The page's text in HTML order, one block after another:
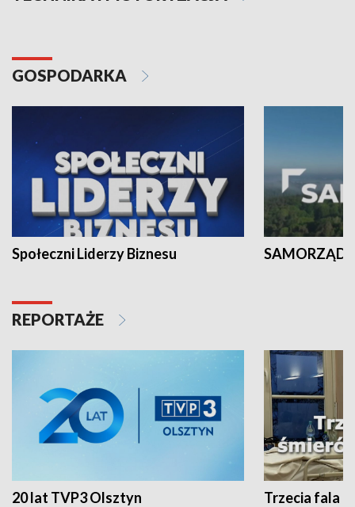
GOSPODARKA
Społeczni Liderzy Biznesu SAMORZĄD
REPORTAŻE
20 lat TVP3 Olsztyn Trzecia fala -